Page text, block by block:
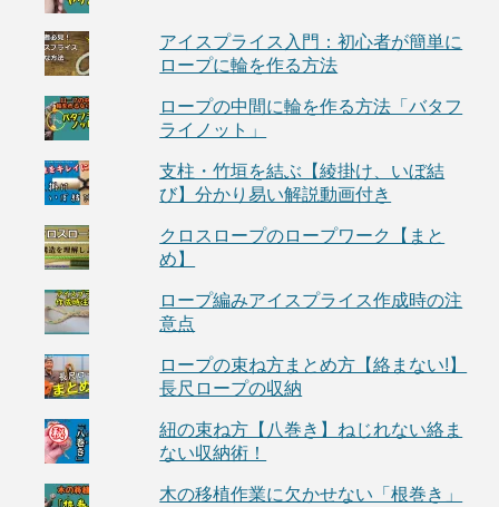
アイスプライス入門：初心者が簡単に
ロープに輪を作る方法
ロープの中間に輪を作る方法「バタフ
ライノット」
支柱・竹垣を結ぶ【綾掛け、いぼ結
び】分かり易い解説動画付き
クロスロープのロープワーク【まと
め】
ロープ編みアイスプライス作成時の注
意点
ロープの束ね方まとめ方【絡まない!】
長尺ロープの収納
紐の束ね方【八巻き】ねじれない絡ま
ない収納術！
木の移植作業に欠かせない「根巻き」